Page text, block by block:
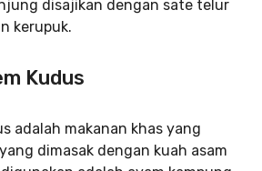
disajikan dengan sate telur
kerupuk.
Kudus
adalah makanan khas yang
dimasak dengan kuah asam